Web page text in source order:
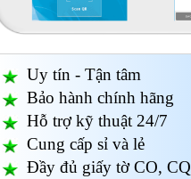
Uy tín - Tận tâm
Bảo hành chính hãng
Hỗ trợ kỹ thuật 24/7
Cung cấp sỉ và lẻ
Đầy đủ giấy tờ CO, CQ